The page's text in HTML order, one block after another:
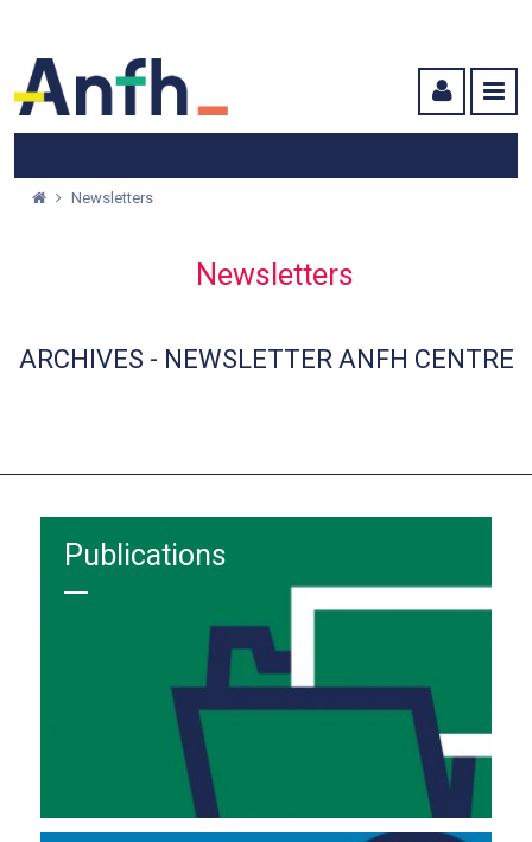
Newsletters
Newsletters
ARCHIVES - NEWSLETTER ANFH CENTRE
Publications